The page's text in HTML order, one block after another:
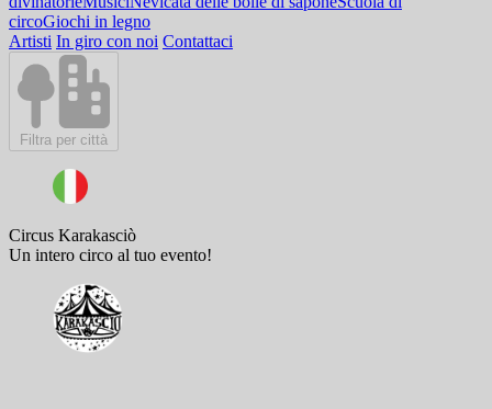
circoGiochi in legno
Artisti In giro con noi Contattaci
Filtra per città
Circus Karakasciò
Un intero circo al tuo evento!